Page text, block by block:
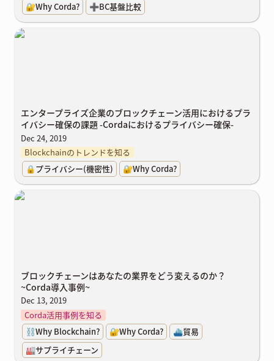
🔐Why Corda?
➕BC基盤比較
エンタープライズ企業のブロックチェーン活用におけるプライバシ
エンタープライズ企業のブロックチェーン活用におけるプラ
イバシー確保の課題 -Cordaにおけるプライバシー確保-
Dec 24, 2019
Blockchainのトレンドを知る
🔒プライバシー(機密性)
🔐Why Corda?
ブロックチェーンはあなたの業界をどう変えるのか？~Corda導入事
ブロックチェーンはあなたの業界をどう変えるのか？
~Corda導入事例~
Dec 13, 2019
Corda活用事例を知る
⛓️Why Blockchain?
🔐Why Corda?
⛴️貿易
🏭サプライチェーン